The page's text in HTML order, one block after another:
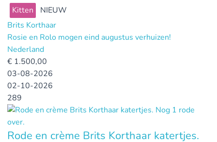
Kitten
NIEUW
Brits Korthaar
Rosie en Rolo mogen eind augustus verhuizen!
Nederland
€ 1.500,00
03-08-2026
02-10-2026
289
Rode en crème Brits Korthaar katertjes.